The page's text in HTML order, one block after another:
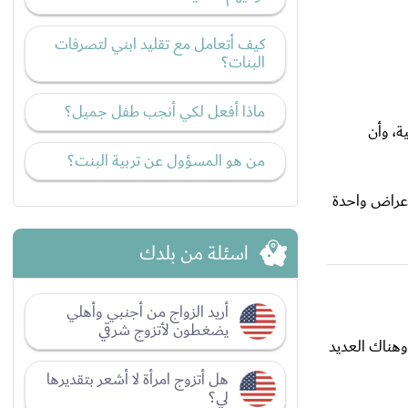
وأن
واحدة
العديد
كيف أتعامل مع تقليد ابني لتصرفات
البنات؟
ماذا أفعل لكي أنجب طفل جميل؟
من هو المسؤول عن تربية البنت؟
اسئلة من بلدك
أريد الزواج من أجنبي وأهلي
يضغطون لأتزوج شرقي
هل أتزوج امرأة لا أشعر بتقديرها
لي؟